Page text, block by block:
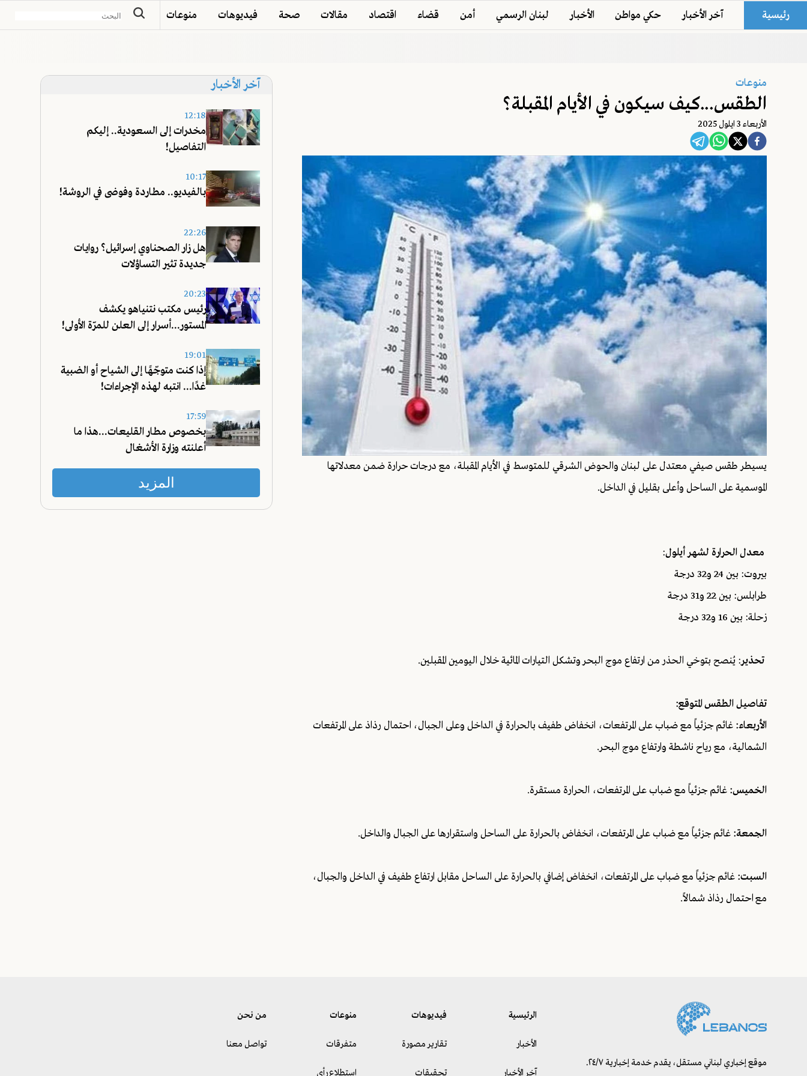
رئيسية آخر الأخبار حكي مواطن الأخبار لبنان الرسمي أمن قضاء اقتصاد مقالات صحة فيديوهات منوعات
منوعات
الطقس...كيف سيكون في الأيام المقبلة؟
اﻷربعاء 3 ايلول 2025
يسيطر طقس صيفي معتدل على لبنان والحوض الشرقي للمتوسط في الأيام المقبلة، مع درجات حرارة ضمن معدلاتها
الموسمية على الساحل وأعلى بقليل في الداخل.
معدل الحرارة لشهر أيلول:
بيروت: بين 24 و32 درجة
طرابلس: بين 22 و31 درجة
زحلة: بين 16 و32 درجة
تحذير: يُنصح بتوخي الحذر من ارتفاع موج البحر وتشكل التيارات المائية خلال اليومين المقبلين.
تفاصيل الطقس المتوقع:
الأربعاء: غائم جزئياً مع ضباب على المرتفعات، انخفاض طفيف بالحرارة في الداخل وعلى الجبال، احتمال رذاذ على المرتفعات
الشمالية، مع رياح ناشطة وارتفاع موج البحر.
الخميس: غائم جزئياً مع ضباب على المرتفعات، الحرارة مستقرة.
الجمعة: غائم جزئياً مع ضباب على المرتفعات، انخفاض بالحرارة على الساحل واستقرارها على الجبال والداخل.
السبت: غائم جزئياً مع ضباب على المرتفعات، انخفاض إضافي بالحرارة على الساحل مقابل ارتفاع طفيف في الداخل والجبال،
مع احتمال رذاذ شمالاً.
آخر الأخبار
12:18
مخدرات إلى السعودية.. إليكم
التفاصيل!
10:17
بالفيديو.. مطاردة وفوضى في الروشة!
22:26
هل زار الصحناوي إسرائيل؟ روايات
جديدة تثير التساؤلات
20:23
رئيس مكتب نتنياهو يكشف
المستور...أسرار إلى العلن للمرّة الأولى!
19:01
إذا كنت متوجّهًا إلى الشياح أو الضبية
غدًا... انتبه لهذه الإجراءات!
17:59
بخصوص مطار القليعات...هذا ما
أعلنته وزارة الأشغال
المزيد
موقع إخباري لبناني مستقل، يقدم خدمة إخبارية ٢٤/٧.
الرئيسية
الأخبار
آخر الأخبار
فيديوهات
تقارير مصورة
تحقيقات
منوعات
متفرقات
استطلاع رأي
من نحن
تواصل معنا